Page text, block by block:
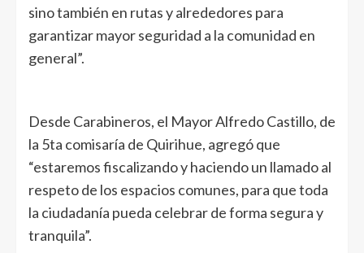
sino también en rutas y alrededores para
garantizar mayor seguridad a la comunidad en
general”.
Desde Carabineros, el Mayor Alfredo Castillo, de
la 5ta comisaría de Quirihue, agregó que
“estaremos fiscalizando y haciendo un llamado al
respeto de los espacios comunes, para que toda
la ciudadanía pueda celebrar de forma segura y
tranquila”.